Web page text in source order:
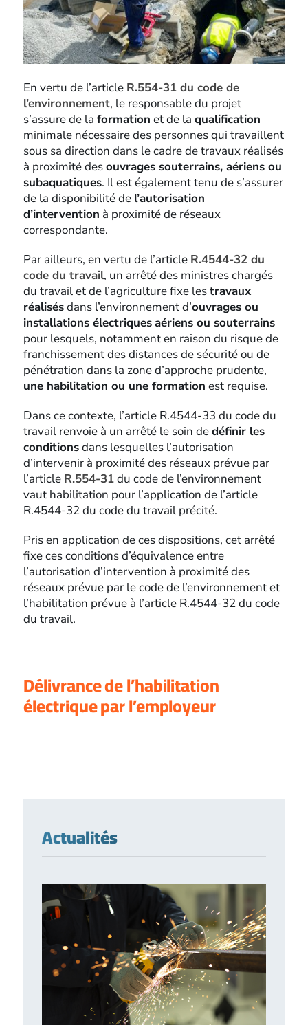
En vertu de l’article R.554-31 du code de
l’environnement, le responsable du projet
s’assure de laformation et de laqualification
minimale nécessaire des personnes qui travaillent
sous sa direction dans le cadre de travaux réalisés
à proximité desouvrages souterrains, aériens ou
subaquatiques. Il est également tenu de s’assurer
de la disponibilité de l’autorisation
d’intervention à proximité de réseaux
correspondante.
Par ailleurs, en vertu de l’article R.4544-32 du
code du travail, un arrêté des ministres chargés
du travail et de l’agriculture fixe lestravaux
réalisésdans l’environnement d’ouvrages ou
installations électriquesaériens ou souterrains
pour lesquels, notamment en raison du risque de
franchissement des distances de sécurité ou de
pénétration dans la zone d’approche prudente,
une habilitation ou une formation est requise.
Dans ce contexte, l’article R.4544-33 du code du
travail renvoie à un arrêté le soin dedéfinir les
conditionsdans lesquelles l’autorisation
d’intervenir à proximité des réseaux prévue par
l’article R.554-31du code de l’environnement
vaut habilitation pour l’application de l’article
R.4544-32 du code du travail précité.
Pris en application de ces dispositions, cet arrêté
fixe ces conditions d’équivalence entre
l’autorisation d’intervention à proximité des
réseaux prévue par le code de l’environnement et
l’habilitation prévue à l’article R.4544-32 du code
du travail.
Délivrance de l’habilitation
électrique par l’employeur
Actualités